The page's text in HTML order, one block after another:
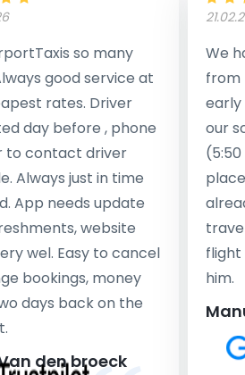
so many
good service at
rates. Driver
day before , phone
to contact driver
Always just in time
App needs update
website
wel. Easy to cancel
bookings, money
days back on the
den broeck
We
from
early
our
flight
him.